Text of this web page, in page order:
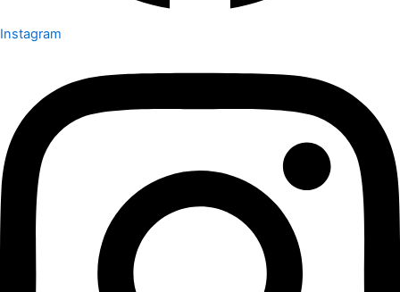
Instagram